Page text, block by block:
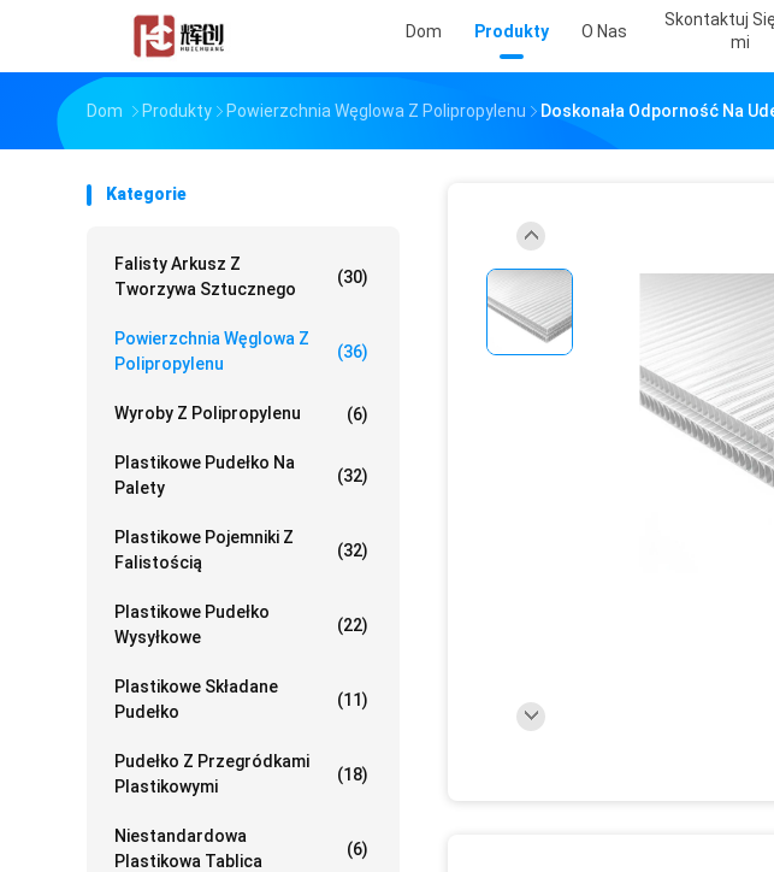
Dom Produkty O Nas
Skontaktuj
Mi
Dom Produkty Powierzchnia Węglowa Z Polipropylenu Doskonała Odporność Na
Kategorie
Falisty Arkusz Z
Tworzywa Sztucznego
(30)
Powierzchnia Węglowa Z
Polipropylenu
(36)
Wyroby Z Polipropylenu (6)
Plastikowe Pudełko Na
Palety
(32)
Plastikowe Pojemniki Z
Falistością
(32)
Plastikowe Pudełko
Wysyłkowe
(22)
Plastikowe Składane
Pudełko
(11)
Pudełko Z Przegródkami
Plastikowymi
(18)
Niestandardowa
Plastikowa Tablica
(6)